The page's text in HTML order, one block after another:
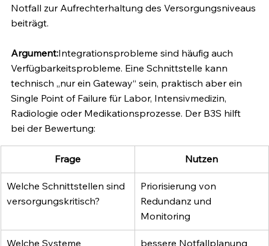
Notfall zur Aufrechterhaltung des Versorgungsniveaus
beiträgt.
Argument:Integrationsprobleme sind häufig auch
Verfügbarkeitsprobleme. Eine Schnittstelle kann
technisch „nur ein Gateway“ sein, praktisch aber ein
Single Point of Failure für Labor, Intensivmedizin,
Radiologie oder Medikationsprozesse. Der B3S hilft
bei der Bewertung:
Frage Nutzen
Welche Schnittstellen sind
versorgungskritisch?
Priorisierung von
Redundanz und
Monitoring
Welche Systeme
bessere Notfallplanung